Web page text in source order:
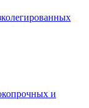
и